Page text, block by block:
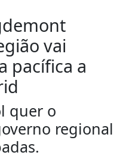
vai
pacífica a
quer o
regional